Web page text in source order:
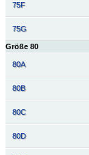
75F
75G
Größe 80
80A
80B
80C
80D